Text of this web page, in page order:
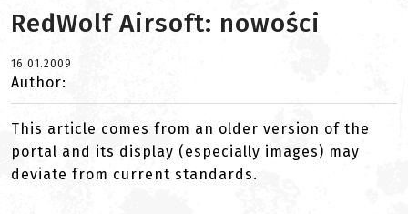
RedWolf Airsoft: nowości
16.01.2009
Author:
This article comes from an older version of the
portal and its display (especially images) may
deviate from current standards.